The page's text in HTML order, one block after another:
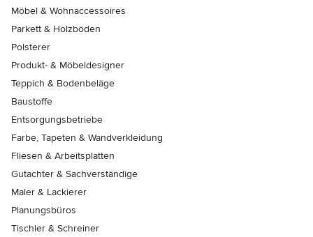
Möbel & Wohnaccessoires
Parkett & Holzböden
Polsterer
Produkt- & Möbeldesigner
Teppich & Bodenbeläge
Baustoffe
Entsorgungsbetriebe
Farbe, Tapeten & Wandverkleidung
Fliesen & Arbeitsplatten
Gutachter & Sachverständige
Maler & Lackierer
Planungsbüros
Tischler & Schreiner